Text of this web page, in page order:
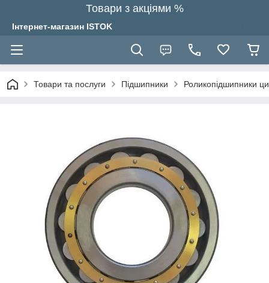
Товари з акціями %
Інтернет-магазин ISTOK
Товари та послуги Підшипники Роликопідшипники